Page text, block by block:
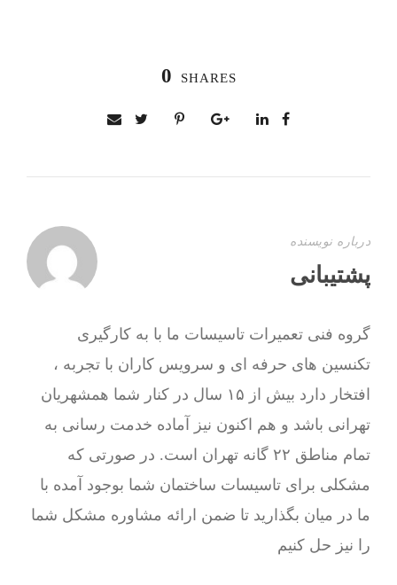
0 SHARES
درباره نویسنده
پشتیبانی
گروه فنی تعمیرات تاسیسات ما با به‌ کارگیری
تکنسین های حرفه ای و سرویس کاران با تجربه ،
افتخار دارد بیش از ۱۵ سال در کنار شما همشهریان
تهرانی باشد و هم اکنون نیز آماده خدمت رسانی به
تمام مناطق ۲۲ گانه تهران است. در صورتی که
مشکلی برای تاسیسات ساختمان شما بوجود آمده با
ما در میان بگذارید تا ضمن ارائه مشاوره مشکل شما
را نیز حل کنیم